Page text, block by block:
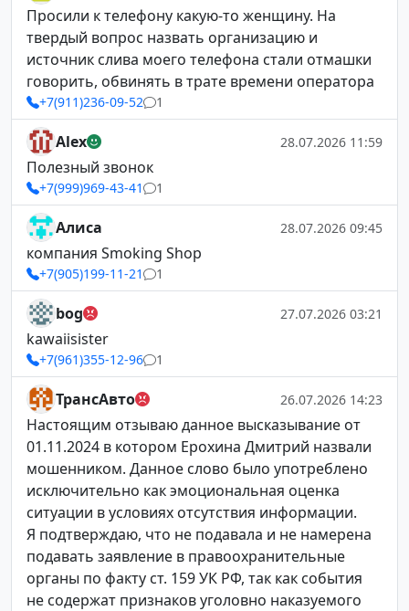
Просили к телефону какую-то женщину. На
твердый вопрос назвать организацию и
источник слива моего телефона стали отмашки
говорить, обвинять в трате времени оператора
+7(911)236-09-52 1
Alex 28.07.2026 11:59
Полезный звонок
+7(999)969-43-41 1
Алиса 28.07.2026 09:45
компания Smoking Shop
+7(905)199-11-21 1
bog 27.07.2026 03:21
kawaiisister
+7(961)355-12-96 1
ТрансАвто 26.07.2026 14:23
Настоящим отзываю данное высказывание от
01.11.2024 в котором Ерохина Дмитрий назвали
мошенником. Данное слово было употреблено
исключительно как эмоциональная оценка
ситуации в условиях отсутствия информации.
Я подтверждаю, что не подавала и не намерена
подавать заявление в правоохранительные
органы по факту ст. 159 УК РФ, так как события
не содержат признаков уголовно наказуемого